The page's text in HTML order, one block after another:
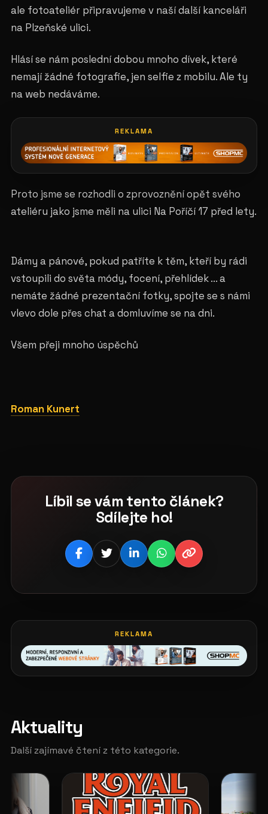
ale fotoateliér připravujeme v naší další kanceláři
na Plzeňské ulici.
Hlásí se nám poslední dobou mnoho dívek, které
nemají žádné fotografie, jen selfie z mobilu. Ale ty
na web nedáváme.
REKLAMA
Proto jsme se rozhodli o zprovoznění opět svého
ateliéru jako jsme měli na ulici Na Poříčí 17 před lety.
Dámy a pánové, pokud patříte k těm, kteří by rádi
vstoupili do světa módy, focení, přehlídek ... a
nemáte žádné prezentační fotky, spojte se s námi
vlevo dole přes chat a domluvíme se na dni.
Všem přeji mnoho úspěchů
Roman Kunert
Líbil se vám tento článek?
Sdílejte ho!
REKLAMA
Aktuality
Další zajímavé čtení z této kategorie.